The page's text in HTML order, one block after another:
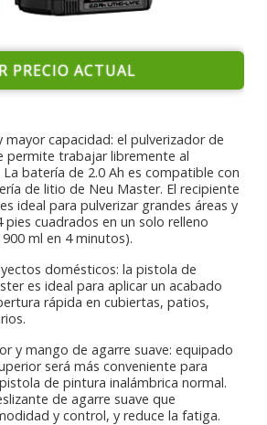
PRECIO ACTUAL
mayor capacidad: el pulverizador de
permite trabajar libremente al
batería de 2.0 Ah es compatible con
de litio de Neu Master. El recipiente
ideal para pulverizar grandes áreas y
cuadrados en un solo relleno
ml en 4 minutos).
domésticos: la pistola de
es ideal para aplicar un acabado
rápida en cubiertas, patios,
y mango de agarre suave: equipado
será más conveniente para
de pintura inalámbrica normal.
de agarre suave que
y control, y reduce la fatiga.